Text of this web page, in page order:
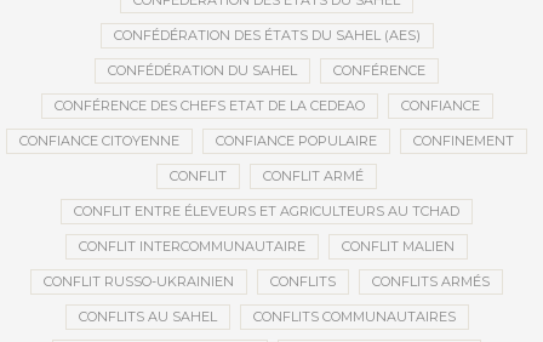
CONFÉDÉRATION DES ÉTATS DU SAHEL (AES)
CONFÉDÉRATION DU SAHEL CONFÉRENCE
CONFÉRENCE DES CHEFS ETAT DE LA CEDEAO CONFIANCE
CONFIANCE CITOYENNE CONFIANCE POPULAIRE CONFINEMENT
CONFLIT CONFLIT ARMÉ
CONFLIT ENTRE ÉLEVEURS ET AGRICULTEURS AU TCHAD
CONFLIT INTERCOMMUNAUTAIRE CONFLIT MALIEN
CONFLIT RUSSO-UKRAINIEN CONFLITS CONFLITS ARMÉS
CONFLITS AU SAHEL CONFLITS COMMUNAUTAIRES